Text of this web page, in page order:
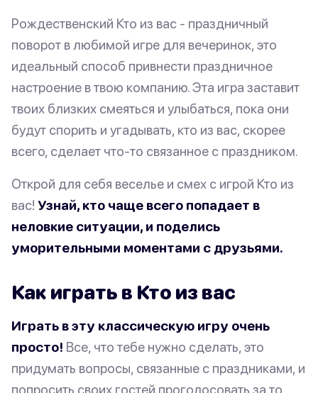
Рождественский Кто из вас - праздничный
поворот в любимой игре для вечеринок, это
идеальный способ привнести праздничное
настроение в твою компанию. Эта игра заставит
твоих близких смеяться и улыбаться, пока они
будут спорить и угадывать, кто из вас, скорее
всего, сделает что-то связанное с праздником.
Открой для себя веселье и смех с игрой Кто из
вас! Узнай, кто чаще всего попадает в
неловкие ситуации, и поделись
уморительными моментами с друзьями.
Как играть в Кто из вас
Играть в эту классическую игру очень
просто! Все, что тебе нужно сделать, это
придумать вопросы, связанные с праздниками, и
попросить своих гостей проголосовать за то,